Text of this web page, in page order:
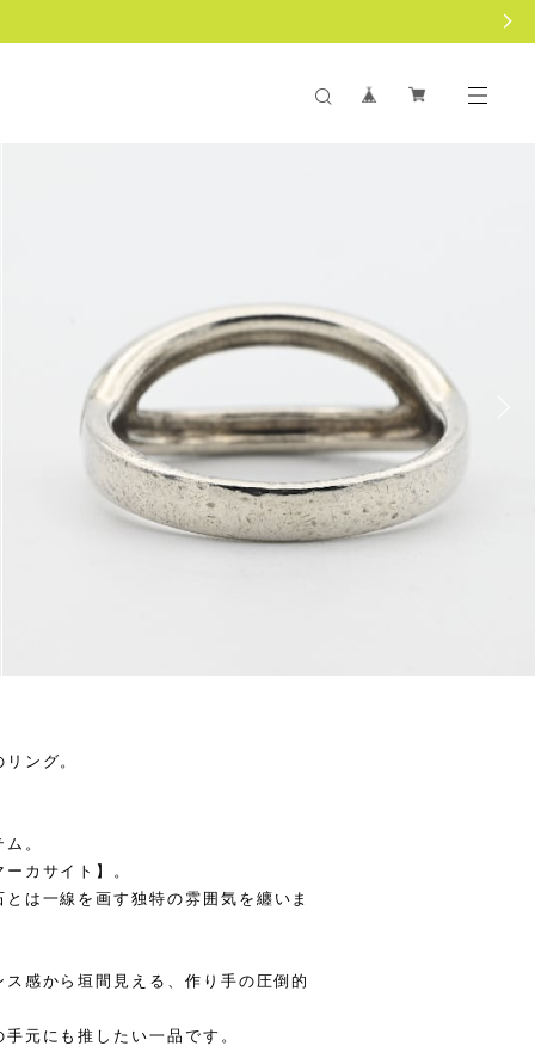
ング。
。
カサイト】。
は一線を画す独特の雰囲気を纏いま
感から垣間見える、作り手の圧倒的
元にも推したい一品です。